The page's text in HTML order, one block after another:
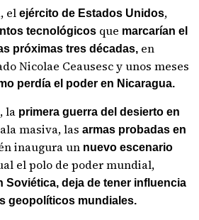
el ejército de Estados Unidos,
tecnológicos que marcarían el
próximas tres décadas, en
Nicolae Ceausesc y unos meses
perdía el poder en Nicaragua.
la primera guerra del desierto en
masiva, las armas probadas en
inaugura un nuevo escenario
el polo de poder mundial,
Soviética, deja de tener influencia
geopolíticos mundiales.